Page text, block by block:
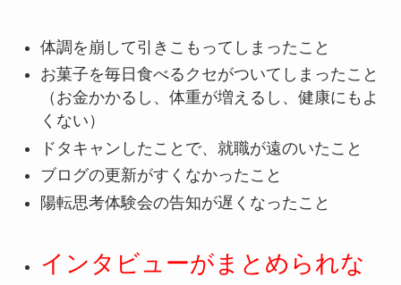
体調を崩して引きこもってしまったこと
お菓子を毎日食べるクセがついてしまったこと
（お金かかるし、体重が増えるし、健康にもよ
くない）
ドタキャンしたことで、就職が遠のいたこと
ブログの更新がすくなかったこと
陽転思考体験会の告知が遅くなったこと
インタビューがまとめられな